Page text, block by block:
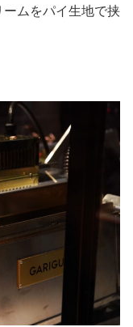
ムをパイ生地で挟